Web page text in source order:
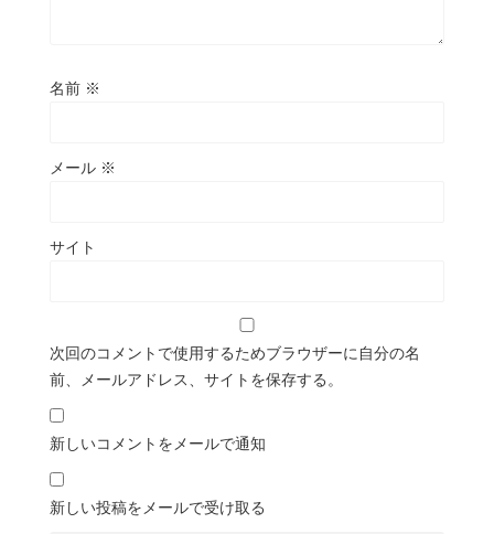
名前 ※
メール ※
サイト
次回のコメントで使用するためブラウザーに自分の名
前、メールアドレス、サイトを保存する。
新しいコメントをメールで通知
新しい投稿をメールで受け取る